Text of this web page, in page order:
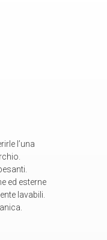
l’una
ed esterne
lavabili.